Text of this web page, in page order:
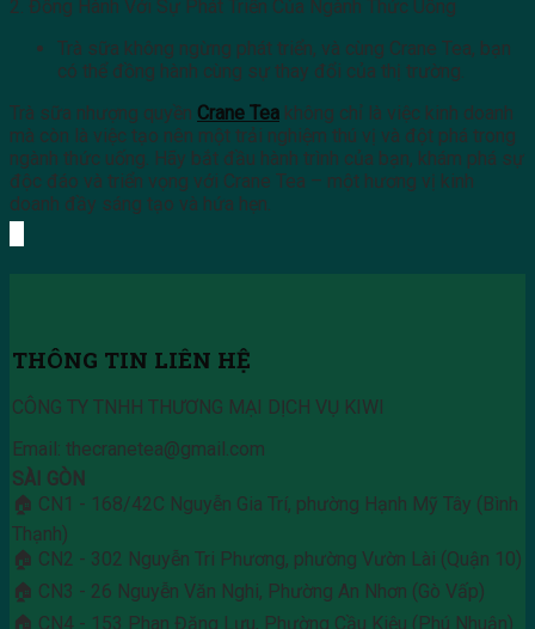
2. Đồng Hành Với Sự Phát Triển Của Ngành Thức Uống
Trà sữa không ngừng phát triển, và cùng Crane Tea, bạn
có thể đồng hành cùng sự thay đổi của thị trường.
Trà sữa nhượng quyền Crane Tea không chỉ là việc kinh doanh
mà còn là việc tạo nên một trải nghiệm thú vị và đột phá trong
ngành thức uống. Hãy bắt đầu hành trình của bạn, khám phá sự
độc đáo và triển vọng với Crane Tea – một hương vị kinh
doanh đầy sáng tạo và hứa hẹn.
THÔNG TIN LIÊN HỆ
CÔNG TY TNHH THƯƠNG MẠI DỊCH VỤ KIWI
Email: thecranetea@gmail.com
SÀI GÒN
🏠 CN1 - 168/42C Nguyễn Gia Trí, phường Hạnh Mỹ Tây (Bình
Thạnh)
🏠 CN2 - 302 Nguyễn Tri Phương, phường Vườn Lài (Quận 10)
🏠 CN3 - 26 Nguyễn Văn Nghi, Phường An Nhơn (Gò Vấp)
🏠 CN4 - 153 Phan Đăng Lưu, Phường Cầu Kiệu (Phú Nhuận)